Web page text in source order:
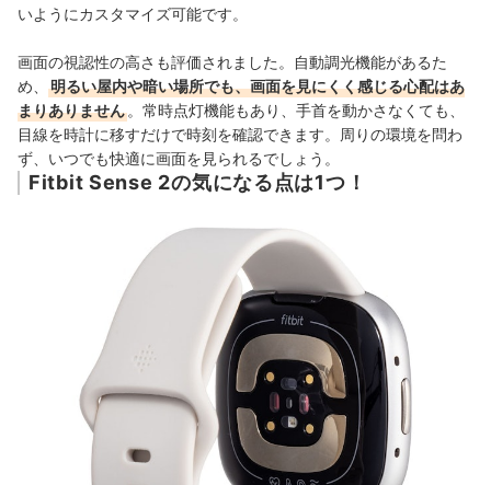
いようにカスタマイズ可能です。
画面の視認性の高さも評価されました。自動調光機能があるた
め、
明るい屋内や暗い場所でも、画面を見にくく感じる心配はあ
まりありません 。常時点灯機能もあり、手首を動かさなくても、
目線を時計に移すだけで時刻を確認できます。周りの環境を問わ
ず、いつでも快適に画面を見られるでしょう。
Fitbit Sense 2の気になる点は1つ！